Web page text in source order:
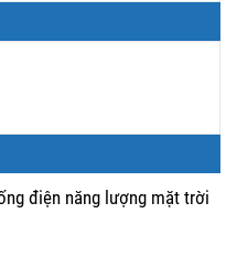
điện năng lượng mặt trời